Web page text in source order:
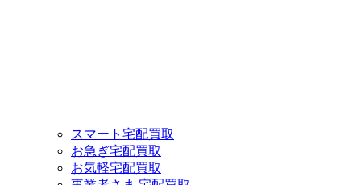
スマート宅配買取
お急ぎ宅配買取
お気軽宅配買取